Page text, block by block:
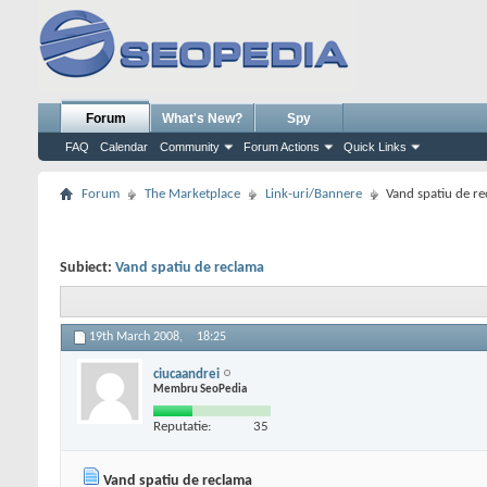
Forum
FAQ Calendar Community Forum Actions Quick Links
What's New? Spy
Forum The Marketplace Link-uri/Bannere Vand spatiu de
Subiect: Vand spatiu de reclama
19th March 2008, 18:25
ciucaandrei
Membru SeoPedia
Reputatie: 35
Vand spatiu de reclama